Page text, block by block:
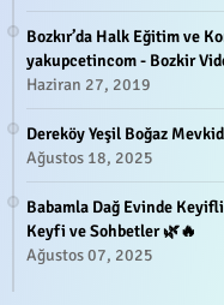
Bozkır’da Halk Eğitim ve
yakupcetincom - Bozkir
Haziran 27, 2019
Dereköy Yeşil Boğaz
Ağustos 18, 2025
Babamla Dağ Evinde
Keyfi ve Sohbetler 🌿🔥
Ağustos 07, 2025